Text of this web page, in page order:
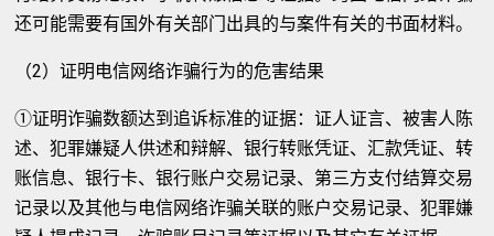
还可能需要有国外有关部门出具的与案件有关的书面材料。
（2）证明电信网络诈骗行为的危害结果
①证明诈骗数额达到追诉标准的证据：证人证言、被害人陈
述、犯罪嫌疑人供述和辩解、银行转账凭证、汇款凭证、转
账信息、银行卡、银行账户交易记录、第三方支付结算交易
记录以及其他与电信网络诈骗关联的账户交易记录、犯罪嫌